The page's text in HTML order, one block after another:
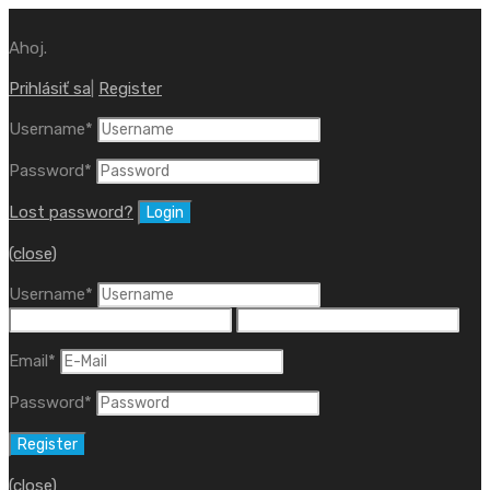
Ahoj.
Prihlásiť sa Register
Username*
Password*
Lost password?
(close)
Username*
Email*
Password*
(close)